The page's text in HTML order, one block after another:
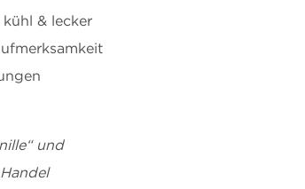
& lecker
und